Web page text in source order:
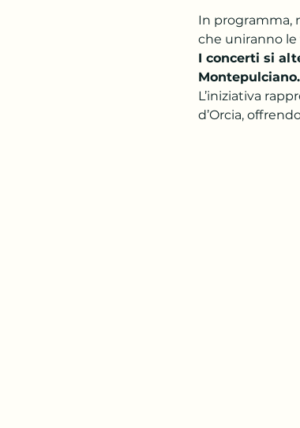
In programma,
che uniranno
I concerti si
Montepulciano.
L’iniziativa
d’Orcia,